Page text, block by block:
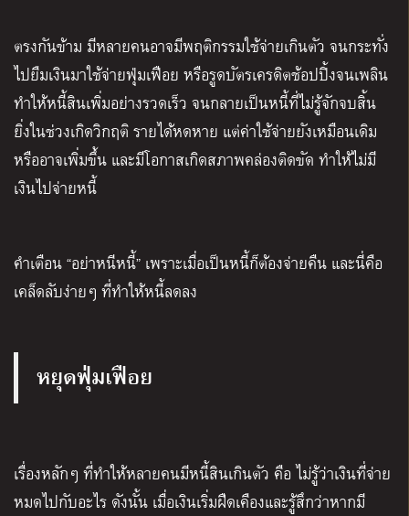
ตรงกันข้าม มีหลายคนอาจมีพฤติกรรมใช้จ่ายเกินตัว จนกระทั่ง
ไปยืมเงินมาใช้จ่ายฟุ่มเฟือย หรือรูดบัตรเครดิตช้อปปิ้งจนเพลิน
ทำให้หนี้สินเพิ่มอย่างรวดเร็ว จนกลายเป็นหนี้ที่ไม่รู้จักจบสิ้น
ยิ่งในช่วงเกิดวิกฤติ รายได้หดหาย แต่ค่าใช้จ่ายยังเหมือนเดิม
หรืออาจเพิ่มขึ้น และมีโอกาสเกิดสภาพคล่องติดขัด ทำให้ไม่มี
เงินไปจ่ายหนี้
คำเตือน “อย่าหนีหนี้” เพราะเมื่อเป็นหนี้ก็ต้องจ่ายคืน และนี่คือ
เคล็ดลับง่ายๆ ที่ทำให้หนี้ลดลง
หยุดฟุ่มเฟือย
เรื่องหลักๆ ที่ทำให้หลายคนมีหนี้สินเกินตัว คือ ไม่รู้ว่าเงินที่จ่าย
หมดไปกับอะไร ดังนั้น เมื่อเงินเริ่มฝืดเคืองและรู้สึกว่าหากมี